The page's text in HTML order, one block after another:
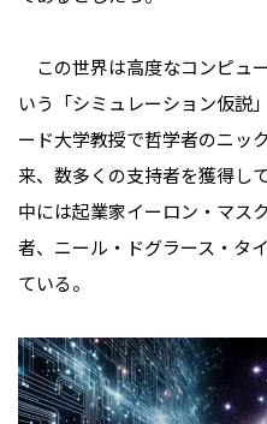
この世界は高度なコンピュ
いう「シミュレーション仮説
ード大学教授で哲学者のニッ
来、数多くの支持者を獲得し
中には起業家イーロン・マス
者、ニール・ドグラース・タ
ている。